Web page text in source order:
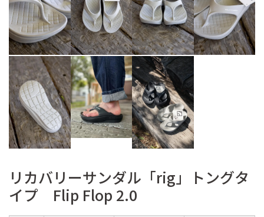
リカバリーサンダル「rig」トングタ
イプ Flip Flop 2.0